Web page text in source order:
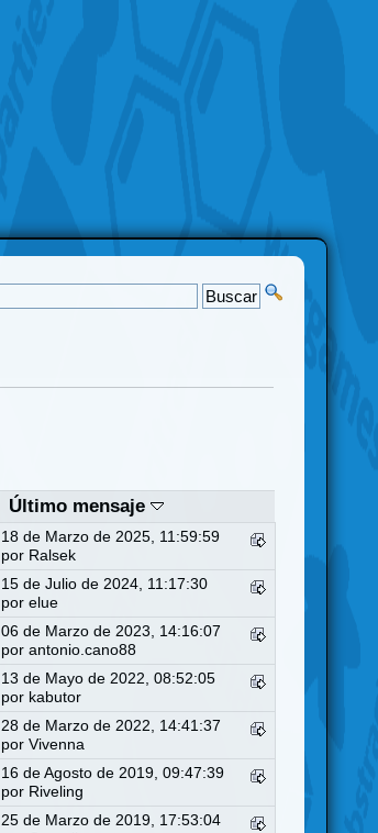
Último mensaje
18 de Marzo de 2025, 11:59:59
por Ralsek
15 de Julio de 2024, 11:17:30
porelue
06 de Marzo de 2023, 14:16:07
porantonio.cano88
13 de Mayo de 2022, 08:52:05
por kabutor
28 de Marzo de 2022, 14:41:37
porVivenna
16 de Agosto de 2019, 09:47:39
por Riveling
25 de Marzo de 2019, 17:53:04